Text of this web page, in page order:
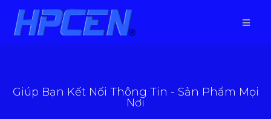
Giúp Bạn Kết Nối Thông Tin - Sản Phẩm Mọi
Nơi